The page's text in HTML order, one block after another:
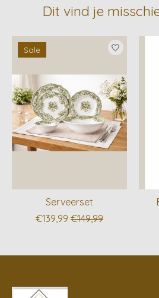
Dit vind je
Items van productcarrousel
Sale
Serveerset
€139,99 €149,99